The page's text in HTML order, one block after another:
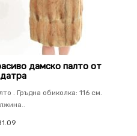
дамско палто от
. Гръдна обиколка: 116 см.